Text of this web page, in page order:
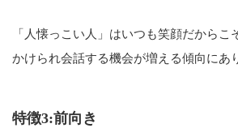
「人懐っこい人」はいつも笑顔だからこ
かけられ会話する機会が増える傾向にあ
特徴3:前向き